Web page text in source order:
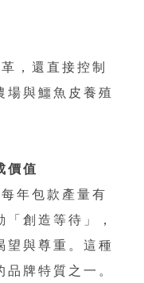
，還直接控制
場與鱷魚皮養殖
價值
年包款產量有
創造等待」，
望與尊重。這種
牌特質之一。